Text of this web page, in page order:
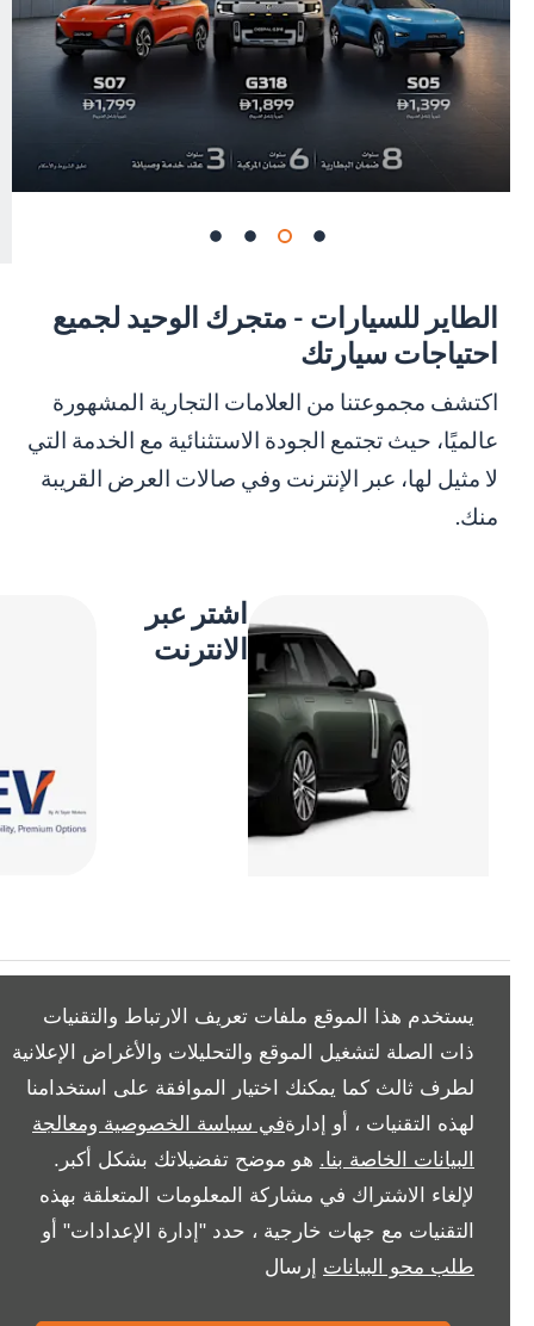
يستخدم هذا الموقع ملفات تعريف الارتباط والتقنيات
ذات الصلة لتشغيل الموقع والتحليلات والأغراض الإعلانية
لطرف ثالث كما يمكنك اختيار الموافقة على استخدامنا
لهذه التقنيات ، أو إدارة في سياسة الخصوصية ومعالجة
البيانات الخاصة بنا. هو موضح تفضيلاتك بشكل أكبر.
لإلغاء الاشتراك في مشاركة المعلومات المتعلقة بهذه
التقنيات مع جهات خارجية ، حدد "إدارة الإعدادات" أو
طلب محو البياناتإرسال
الطاير للسيارات - متجرك الوحيد لجميع
احتياجات سيارتك
اكتشف مجموعتنا من العلامات التجارية المشهورة
عالميًا، حيث تجتمع الجودة الاستثنائية مع الخدمة التي
لا مثيل لها، عبر الإنترنت وفي صالات العرض القريبة
منك.
اشتر عبر
الانترنت
All Rights Reserved
Follow بريمير موتورز